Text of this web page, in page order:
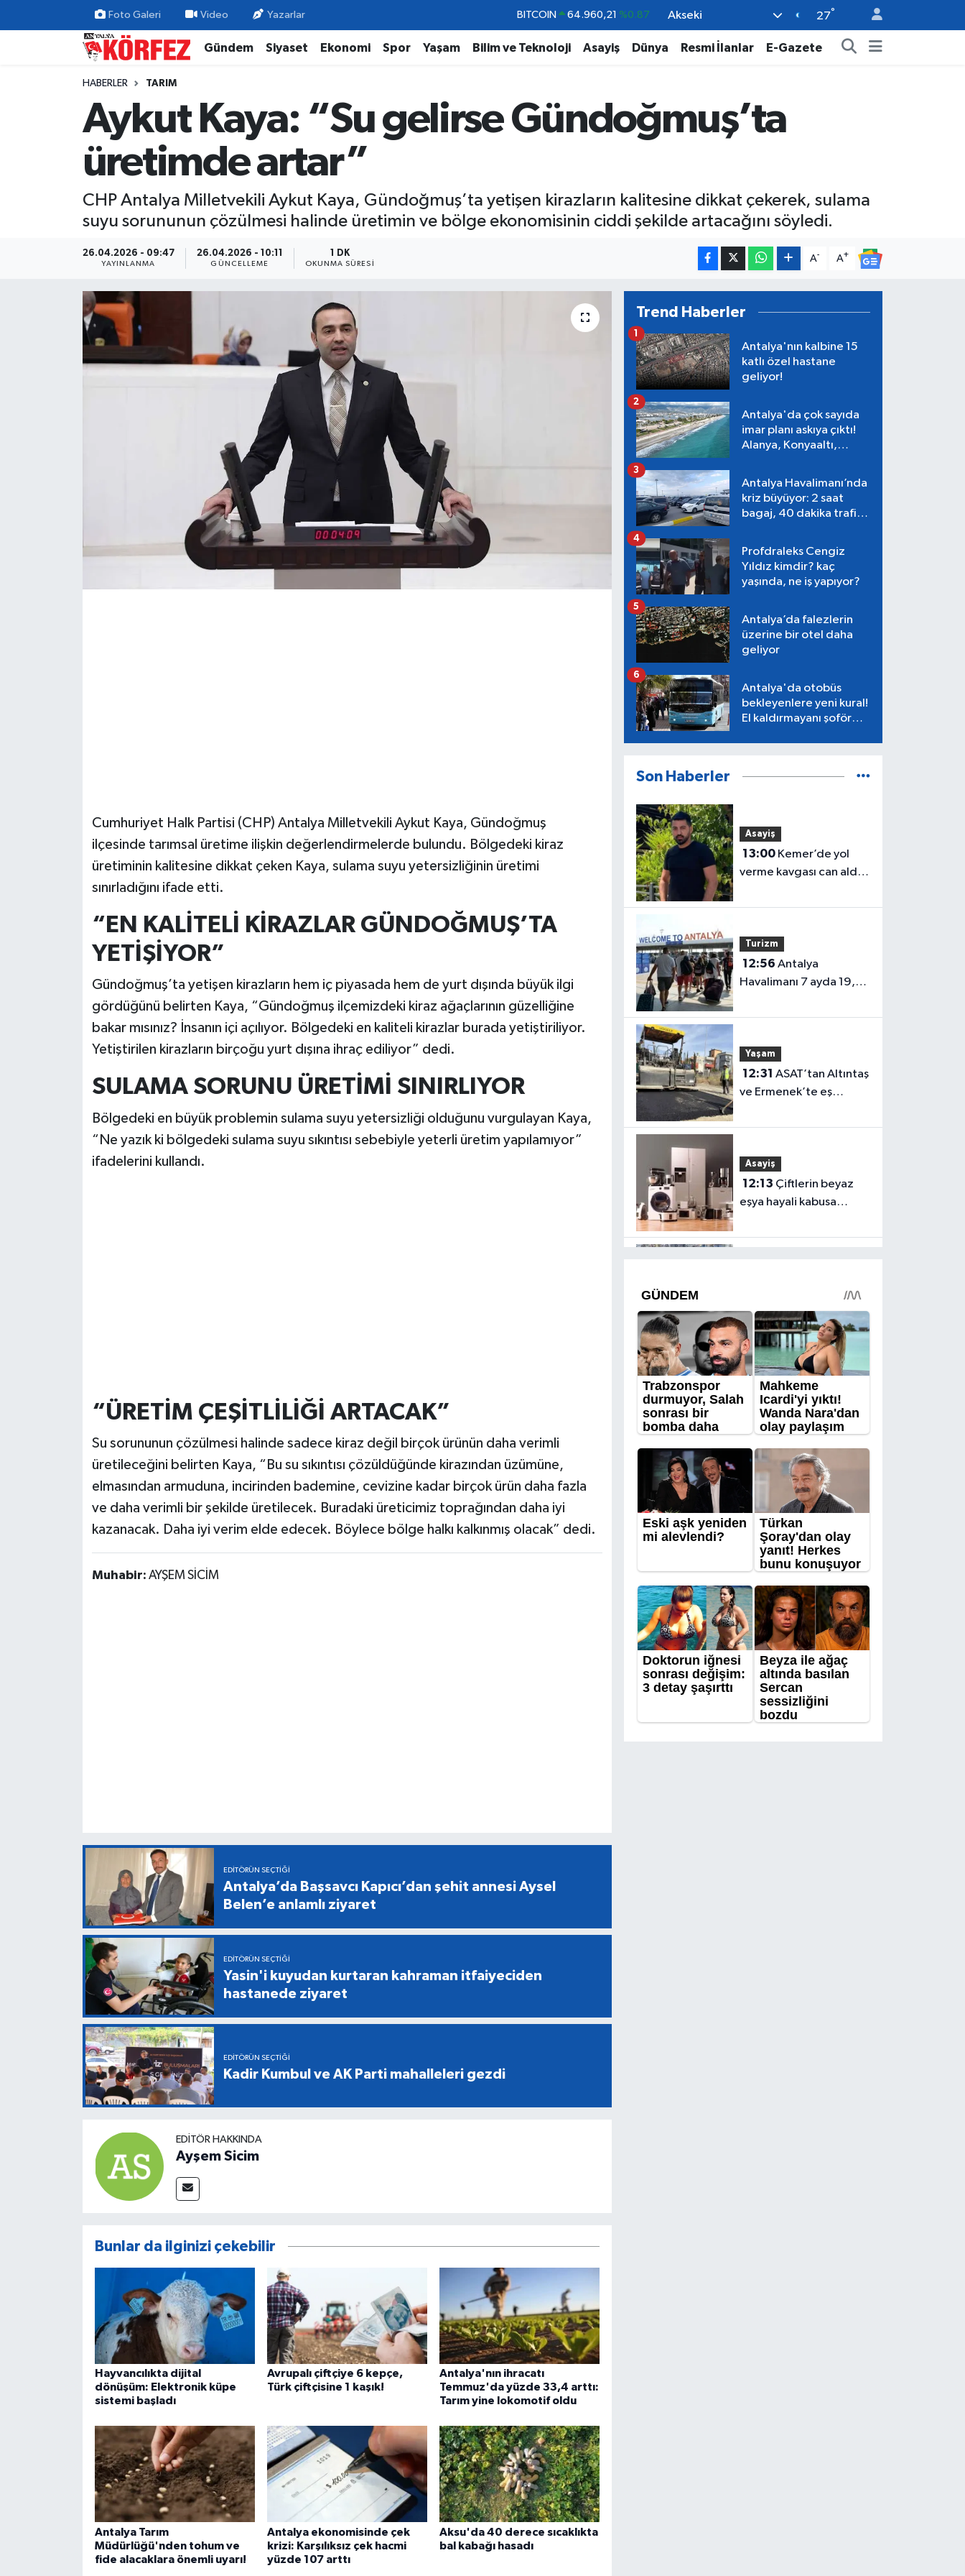
Foto Galeri Video Yazarlar DOLAR 47,7436 %0.18
EURO 55,2510 %0.32
BİST100 13.779 %-14
Akseki 27°
Gündem Siyaset Ekonomi Spor Yaşam Bilim ve Teknoloji Asayiş Dünya Resmi İlanlar E-Gazete
HABERLER TARIM
Aykut Kaya: “Su gelirse Gündoğmuş’ta
üretimde artar”
CHP Antalya Milletvekili Aykut Kaya, Gündoğmuş’ta yetişen kirazların kalitesine dikkat çekerek, sulama
suyu sorununun çözülmesi halinde üretimin ve bölge ekonomisinin ciddi şekilde artacağını söyledi.
26.04.2026 - 09:47
YAYINLANMA
26.04.2026 - 10:11
GÜNCELLEME
1 DK
OKUNMA SÜRESI
A- A+
Cumhuriyet Halk Partisi (CHP) Antalya Milletvekili Aykut Kaya, Gündoğmuş
ilçesinde tarımsal üretime ilişkin değerlendirmelerde bulundu. Bölgedeki kiraz
üretiminin kalitesine dikkat çeken Kaya, sulama suyu yetersizliğinin üretimi
sınırladığını ifade etti.
“EN KALİTELİ KİRAZLAR GÜNDOĞMUŞ’TA
YETİŞİYOR”
Gündoğmuş’ta yetişen kirazların hem iç piyasada hem de yurt dışında büyük ilgi
gördüğünü belirten Kaya, “Gündoğmuş ilçemizdeki kiraz ağaçlarının güzelliğine
bakar mısınız? İnsanın içi açılıyor. Bölgedeki en kaliteli kirazlar burada yetiştiriliyor.
Yetiştirilen kirazların birçoğu yurt dışına ihraç ediliyor” dedi.
SULAMA SORUNU ÜRETİMİ SINIRLIYOR
Bölgedeki en büyük problemin sulama suyu yetersizliği olduğunu vurgulayan Kaya,
“Ne yazık ki bölgedeki sulama suyu sıkıntısı sebebiyle yeterli üretim yapılamıyor”
ifadelerini kullandı.
“ÜRETİM ÇEŞİTLİLİĞİ ARTACAK”
Su sorununun çözülmesi halinde sadece kiraz değil birçok ürünün daha verimli
üretileceğini belirten Kaya, “Bu su sıkıntısı çözüldüğünde kirazından üzümüne,
elmasından armuduna, incirinden bademine, cevizine kadar birçok ürün daha fazla
ve daha verimli bir şekilde üretilecek. Buradaki üreticimiz toprağından daha iyi
kazanacak. Daha iyi verim elde edecek. Böylece bölge halkı kalkınmış olacak” dedi.
Muhabir: AYŞEM SİCİM
EDITÖRÜN SEÇTIĞI
Antalya’da Başsavcı Kapıcı’dan şehit annesi Aysel
Belen’e anlamlı ziyaret
EDITÖRÜN SEÇTIĞI
Yasin'i kuyudan kurtaran kahraman itfaiyeciden
hastanede ziyaret
EDITÖRÜN SEÇTIĞI
Kadir Kumbul ve AK Parti mahalleleri gezdi
EDITÖR HAKKINDA
Ayşem Sicim
Bunlar da ilginizi çekebilir
Hayvancılıkta dijital
dönüşüm: Elektronik küpe
sistemi başladı
Avrupalı çiftçiye 6 kepçe,
Türk çiftçisine 1 kaşık!
Antalya'nın ihracatı
Temmuz'da yüzde 33,4 arttı:
Tarım yine lokomotif oldu
Antalya Tarım
Müdürlüğü'nden tohum ve
fide alacaklara önemli uyarı!
Antalya ekonomisinde çek
krizi: Karşılıksız çek hacmi
yüzde 107 arttı
Aksu'da 40 derece sıcaklıkta
bal kabağı hasadı
Trend Haberler
Antalya'nın kalbine 15
katlı özel hastane
geliyor!
1
Antalya'da çok sayıda
imar planı askıya çıktı!
Alanya, Konyaaltı,
2
Antalya Havalimanı’nda
kriz büyüyor: 2 saat
bagaj, 40 dakika trafik,
3
Profdraleks Cengiz
Yıldız kimdir? kaç
yaşında, ne iş yapıyor?
4
Antalya’da falezlerin
üzerine bir otel daha
geliyor
5
Antalya'da otobüs
bekleyenlere yeni kural!
El kaldırmayanı şoför
6
Son Haberler
Asayiş
13:00Kemer’de yol
verme kavgası can aldı:
tamircisi öldü
Turizm
12:56
Havalimanı 7 ayda 19,2
Yaşam
12:31
ve Ermenek’te eş
seferberliği
Asayiş
12:13
eşya hayali kabusa
milyonluk dolandırıcılık
yıllık Zafer Pazarı taşındı
Çevre
11:44Kırkgöz’de
temizlik yapan dalgıçlar
Gündem
Yerel Yönetim
Nöbetçi Eczaneler
Trafik Durumu
Süper Lig Puan Durumu ve Fikstür
Tüm Manşetler